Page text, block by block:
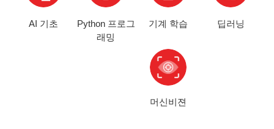
AI 기초
Python 프로그
래밍
기계 학습 딥러닝
머신비젼